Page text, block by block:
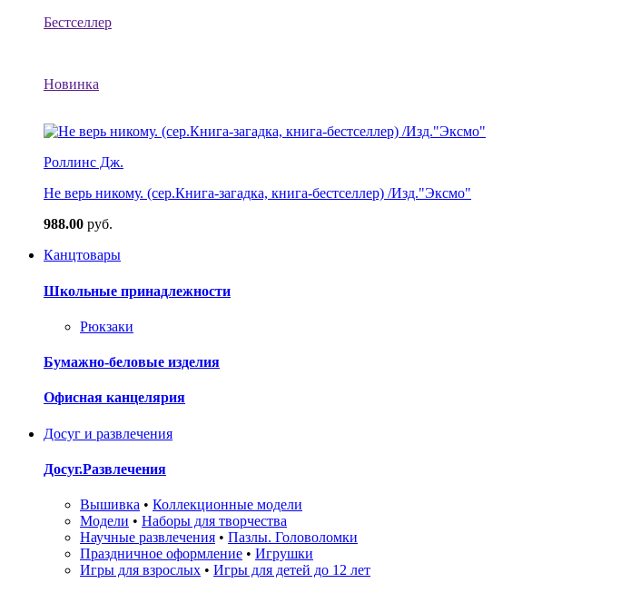
Бестселлер
Новинка
Роллинс Дж.
Не верь никому. (сер.Книга-загадка, книга-бестселлер) /Изд."Эксмо"
988.00 руб.
Канцтовары
Школьные принадлежности
Рюкзаки
Бумажно-беловые изделия
Офисная канцелярия
Досуг и развлечения
Досуг.Развлечения
Вышивка • Коллекционные модели
Модели • Наборы для творчества
Научные развлечения • Пазлы. Головоломки
Праздничное оформление • Игрушки
Игры для взрослых • Игры для детей до 12 лет